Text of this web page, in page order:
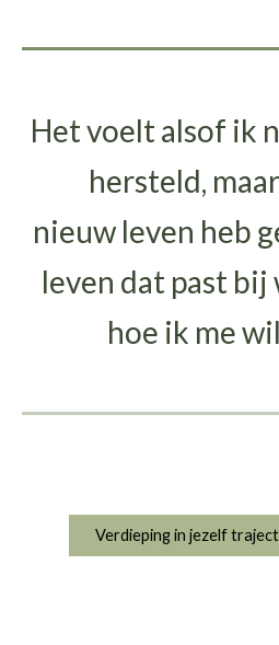
Het voelt alsof ik
hersteld,
nieuw leven heb
leven dat past bij
hoe ik me
Verdieping in jezelf